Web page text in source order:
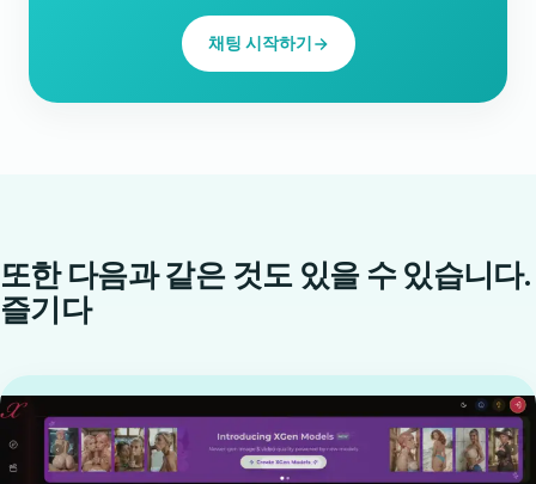
채팅 시작하기
또한 다음과 같은 것도 있을 수 있습니다.
즐기다